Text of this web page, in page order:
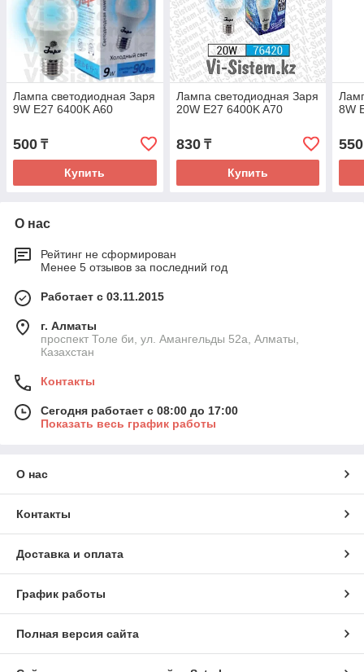
Лампа светодиодная Заря
9W E27 6400K A60
500 ₸
Купить
Лампа светодиодная Заря
20W E27 6400K A70
830₸
Купить
8W
550
О нас
Рейтинг не сформирован
Менее 5 отзывов за последний год
Работает с 03.11.2015
г. Алматы
проспект Толе би, ул. Амангельды 52а, Алматы,
Казахстан
Контакты
Сегодня работает с 08:00 до 17:00
Показать весь график работы
О нас
Контакты
Доставка и оплата
График работы
Полная версия сайта